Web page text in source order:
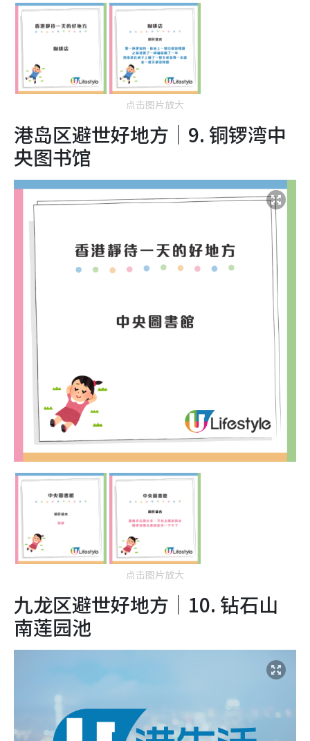
点击图片放大
港岛区避世好地方｜9. 铜锣湾中
央图书馆
点击图片放大
九龙区避世好地方｜10. 钻石山
南莲园池